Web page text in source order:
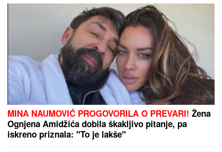
POŽAR IZVAN
KONTROLE:Vetar širi
požar ka kućama, počela
evakuacija meštana -
Haos u Šumarku
(FOTO/VIDEO)